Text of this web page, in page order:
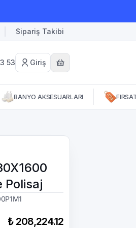
Sipariş Takibi
53 Giriş
BANYO AKSESUARLARI
Polisaj
₺ 208,224.12